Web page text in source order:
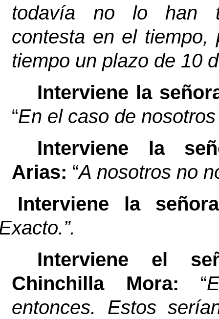
todavía no lo han
contesta en el
tiempo un plazo de 10
Interviene la
“En el caso de
Interviene la
Arias: “A nosotros no
Interviene la
.”.
Interviene el
Chinchilla Mora: “
entonces.
Estos